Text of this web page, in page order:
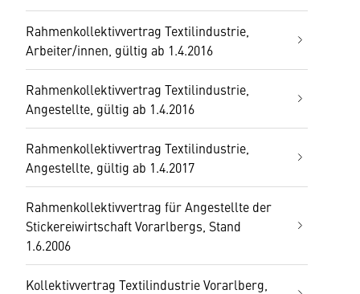
Rahmenkollektivvertrag Textilindustrie,
Arbeiter/innen, gültig ab 1.4.2016
Rahmenkollektivvertrag Textilindustrie,
Angestellte, gültig ab 1.4.2016
Rahmenkollektivvertrag Textilindustrie,
Angestellte, gültig ab 1.4.2017
Rahmenkollektivvertrag für Angestellte der
Stickereiwirtschaft Vorarlbergs, Stand
1.6.2006
Kollektivvertrag Textilindustrie Vorarlberg,